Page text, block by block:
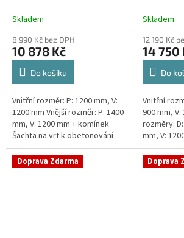
Skladem
8 990 Kč bez DPH
10 878 Kč
Do košíku
Vnitřní rozměr: P: 1200 mm, V:
1200 mm Vnější rozměr: P: 1400
mm, V: 1200 mm + komínek
Šachta na vrt k obetonování -
vhodná pod parkovací stání,
komunikace nebo do míst...
Skladem
12 190 Kč
14 750
Do
Vnitřní
900 mm, V:
rozměry:
mm, V:
Šachta na
vhodná
Doprava Zdarma Doprava